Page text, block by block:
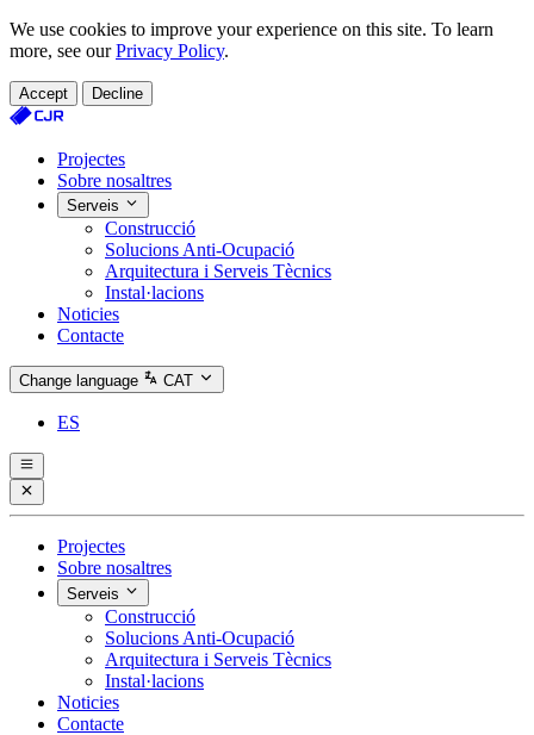
We use cookies to improve your experience on this site. To learn
more, see ourPrivacy Policy.
Accept Decline
Projectes
Sobre nosaltres
Serveis
Construcció
Solucions Anti‑Ocupació
Arquitectura i Serveis Tècnics
Instal·lacions
Noticies
Contacte
Change language CAT
ES
Projectes
Sobre nosaltres
Serveis
Construcció
Solucions Anti‑Ocupació
Arquitectura i Serveis Tècnics
Instal·lacions
Noticies
Contacte